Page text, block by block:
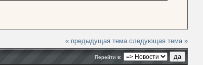
« предыдущая тема следующая тема »
Перейти в: